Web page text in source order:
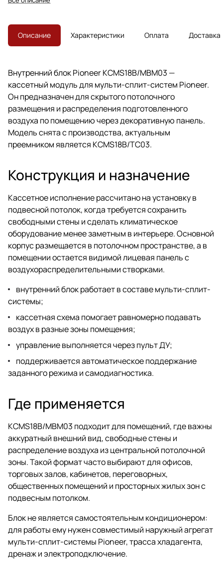
преемник — KCMS18B/TC03.
Описание Характеристики Оплата Доставка
Внутренний блок Pioneer KCMS18B/MBM03 —
кассетный модуль для мульти-сплит-систем Pioneer.
Он предназначен для скрытого потолочного
размещения и распределения подготовленного
воздуха по помещению через декоративную панель.
Модель снята с производства, актуальным
преемником является KCMS18B/TC03.
Конструкция и назначение
Кассетное исполнение рассчитано на установку в
подвесной потолок, когда требуется сохранить
свободными стены и сделать климатическое
оборудование менее заметным в интерьере. Основной
корпус размещается в потолочном пространстве, а в
помещении остается видимой лицевая панель с
воздухораспределительными створками.
внутренний блок работает в составе мульти-сплит-
системы;
кассетная схема помогает равномерно подавать
воздух в разные зоны помещения;
управление выполняется через пульт ДУ;
поддерживается автоматическое поддержание
заданного режима и самодиагностика.
Где применяется
KCMS18B/MBM03 подходит для помещений, где важны
аккуратный внешний вид, свободные стены и
распределение воздуха из центральной потолочной
зоны. Такой формат часто выбирают для офисов,
торговых залов, кабинетов, переговорных,
общественных помещений и просторных жилых зон с
подвесным потолком.
Блок не является самостоятельным кондиционером:
для работы ему нужен совместимый наружный агрегат
мульти-сплит-системы Pioneer, трасса хладагента,
дренаж и электроподключение.